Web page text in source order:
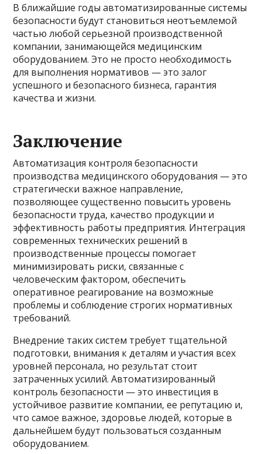
В ближайшие годы автоматизированные системы
безопасности будут становиться неотъемлемой
частью любой серьезной производственной
компании, занимающейся медицинским
оборудованием. Это не просто необходимость
для выполнения нормативов — это залог
успешного и безопасного бизнеса, гарантия
качества и жизни.
Заключение
Автоматизация контроля безопасности
производства медицинского оборудования — это
стратегически важное направление,
позволяющее существенно повысить уровень
безопасности труда, качество продукции и
эффективность работы предприятия. Интеграция
современных технических решений в
производственные процессы помогает
минимизировать риски, связанные с
человеческим фактором, обеспечить
оперативное реагирование на возможные
проблемы и соблюдение строгих нормативных
требований.
Внедрение таких систем требует тщательной
подготовки, внимания к деталям и участия всех
уровней персонала, но результат стоит
затраченных усилий. Автоматизированный
контроль безопасности — это инвестиция в
устойчивое развитие компании, ее репутацию и,
что самое важное, здоровье людей, которые в
дальнейшем будут пользоваться созданным
оборудованием.